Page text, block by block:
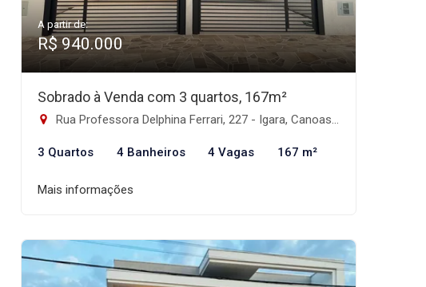
A partir de:
R$ 940.000
Sobrado à Venda com 3 quartos, 167m²
Rua Professora Delphina Ferrari, 227 - Igara, Canoas-RS
3 Quartos 4 Banheiros 4 Vagas 167 m²
Mais informações